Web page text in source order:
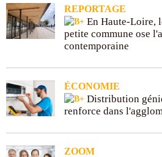
REPORTAGE
En Haute-Loire,
petite commune ose
contemporaine
ÉCONOMIE
Distribution
renforce dans
ZOOM